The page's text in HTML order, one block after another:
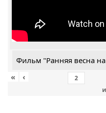
Фильм "Ранняя весна
«
‹